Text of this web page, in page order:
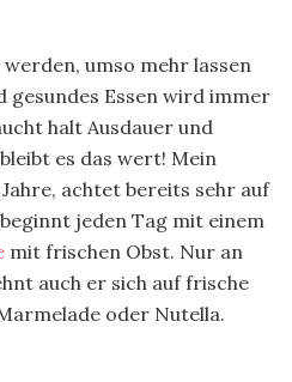
umso mehr lassen
gesundes Essen wird immer
halt Ausdauer und
es das wert! Mein
achtet bereits sehr auf
jeden Tag mit einem
mit frischen Obst. Nur an
auch er sich auf frische
oder Nutella.